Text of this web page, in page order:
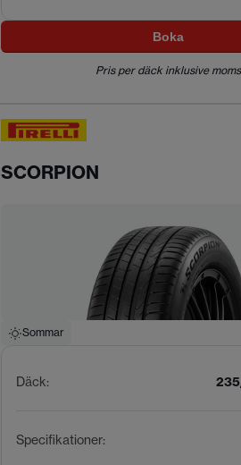
Boka
Pris per däck inklusive moms
SCORPION
Sommar
Däck:
Specifikationer: